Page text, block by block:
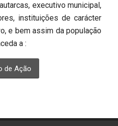
executivo municipal,
instituições de carácter
e bem assim da população
a :
de Ação